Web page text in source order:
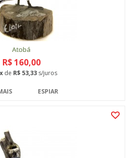
Atobá
R$ 160,00
de R$ 53,33 s/juros
ESPIAR